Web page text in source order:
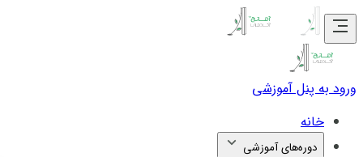
ورود به پنل آموزشی
خانه
دوره‌های آموزشی